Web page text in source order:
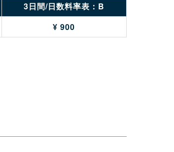
3日間/日数料率表：B
¥ 900